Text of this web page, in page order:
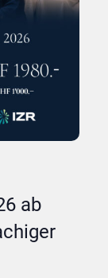
ab